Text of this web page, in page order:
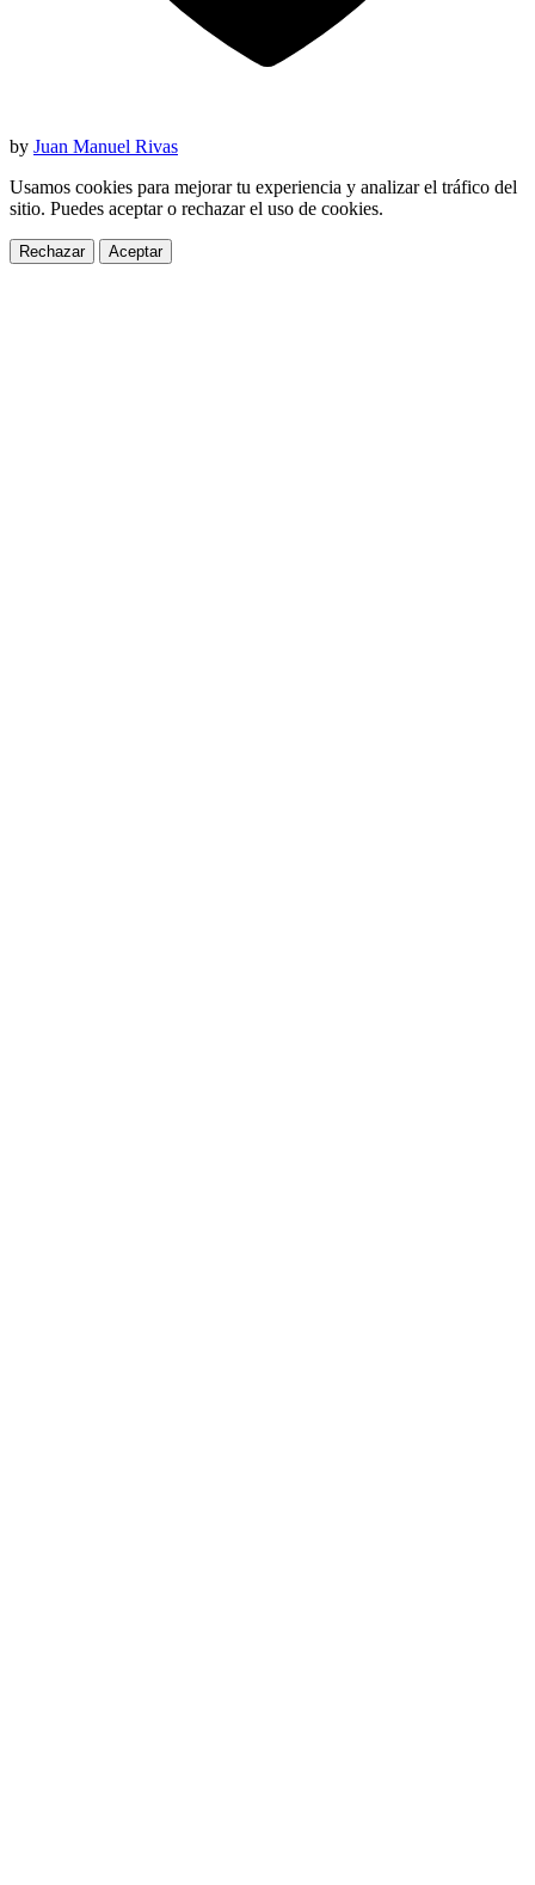
by Juan Manuel Rivas
Usamos cookies para mejorar tu experiencia y analizar el tráfico del
sitio. Puedes aceptar o rechazar el uso de cookies.
Rechazar Aceptar